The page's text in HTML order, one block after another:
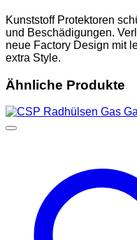
Kunststoff Protektoren
und Beschädigungen.
neue Factory Design mit
extra Style.
Ähnliche Produkte